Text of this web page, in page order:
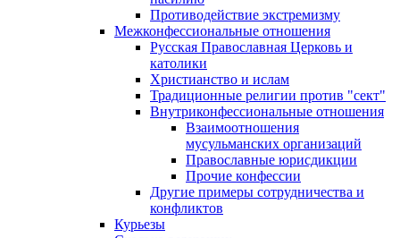
Противодействие экстремизму
Межконфессиональные отношения
Русская Православная Церковь и
католики
Христианство и ислам
Традиционные религии против "сект"
Внутриконфессиональные отношения
Взаимоотношения
мусульманских организаций
Православные юрисдикции
Прочие конфессии
Другие примеры сотрудничества и
конфликтов
Курьезы